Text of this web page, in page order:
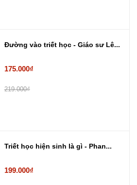
Đường vào triết học - Giáo sư Lê...
175.000₫
219.000₫
Triết học hiện sinh là gì - Phan...
199.000₫